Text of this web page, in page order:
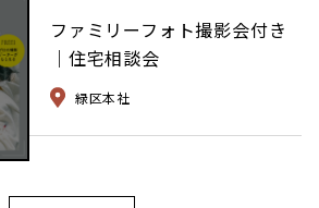
ファミリーフォト撮影会付き
｜住宅相談会
緑区本社